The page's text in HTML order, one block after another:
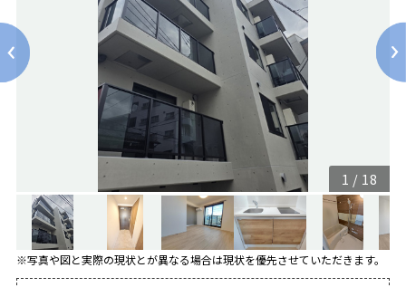
1 / 18
※写真や図と実際の現状とが異なる場合は現状を優先させていただきます。